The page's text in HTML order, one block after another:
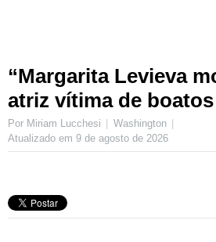
“Margarita Levieva
atriz vítima de
Por Miriam Lucchesi
Washington
Atualizado em 9 de agosto de 2026